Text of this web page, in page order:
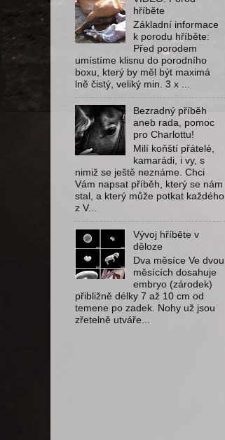
hříběte
Základní informace
k porodu hříběte:
Před porodem
umístíme klisnu do porodního
boxu, který by měl být maximá
lně čistý, veliký min. 3 x ...
Bezradný příběh
aneb rada, pomoc
pro Charlottu!
Milí koňští přátelé,
kamarádi, i vy, s
nimiž se ještě neznáme. Chci
Vám napsat příběh, který se nám
stal, a který může potkat každého
z V...
Vývoj hříběte v
děloze
Dva měsíce Ve dvou
měsících dosahuje
embryo (zárodek)
přibližně délky 7 až 10 cm od
temene po zadek. Nohy už jsou
zřetelně utváře...